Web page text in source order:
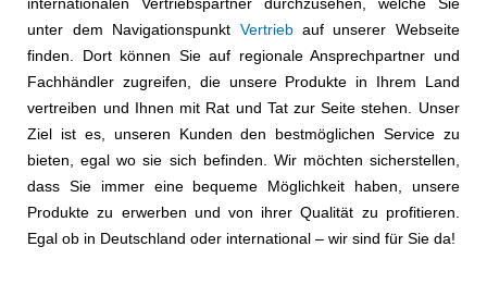
internationalen Vertriebspartner durchzusehen, welche Sie
unter dem Navigationspunkt Vertrieb auf unserer Webseite
finden. Dort können Sie auf regionale Ansprechpartner und
Fachhändler zugreifen, die unsere Produkte in Ihrem Land
vertreiben und Ihnen mit Rat und Tat zur Seite stehen. Unser
Ziel ist es, unseren Kunden den bestmöglichen Service zu
bieten, egal wo sie sich befinden. Wir möchten sicherstellen,
dass Sie immer eine bequeme Möglichkeit haben, unsere
Produkte zu erwerben und von ihrer Qualität zu profitieren.
Egal ob in Deutschland oder international – wir sind für Sie da!